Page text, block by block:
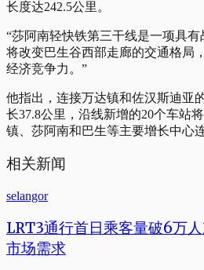
长度达242.5公里。
“莎阿南轻快铁第三干线是一项具
将改变巴生谷西部走廊的交通格局
经济竞争力。”
他指出，连接万达镇和佐汉斯迪亚
长37.8公里，沿线新增的20个车站
镇、莎阿南和巴生等主要增长中心
相关新闻
selangor
LRT3通行首日乘客量破6万
市场需求